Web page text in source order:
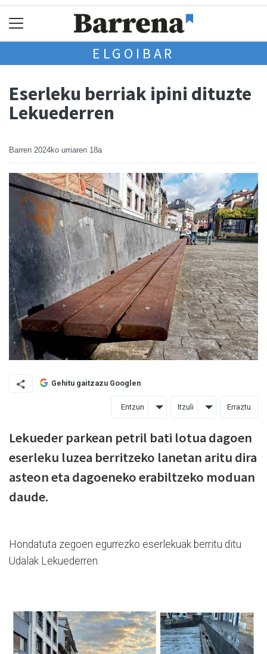
ELGOIBAR
Eserleku berriak ipini dituzte
Lekuederren
Barren 2024ko urriaren 18a
Gehitu gaitzazu Googlen
Entzun Itzuli Erraztu
Lekueder parkean petril bati lotua dagoen
eserleku luzea berritzeko lanetan aritu dira
asteon eta dagoeneko erabiltzeko moduan
daude.
Hondatuta zegoen egurrezko eserlekuak berritu ditu
Udalak Lekuederren.